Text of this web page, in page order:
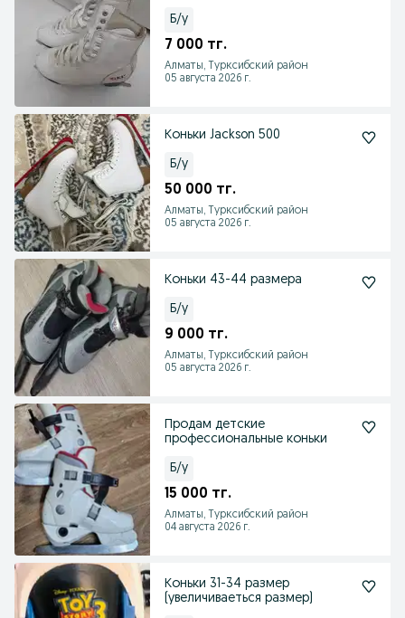
Б/у
7 000 тг.
Алматы, Турксибский район
05 августа 2026 г.
Коньки Jackson 500
Б/у
50 000 тг.
Алматы, Турксибский район
05 августа 2026 г.
Коньки 43-44 размера
Б/у
9 000 тг.
Алматы, Турксибский район
05 августа 2026 г.
Продам детские
профессиональные коньки
Б/у
15 000 тг.
Алматы, Турксибский район
04 августа 2026 г.
Коньки 31-34 размер
(увеличиваеться размер)